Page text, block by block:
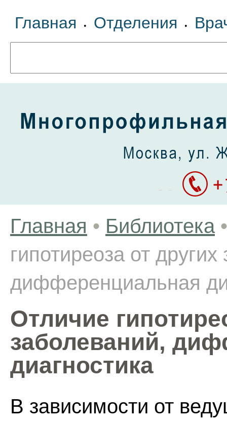
Главная • Отделения •
Главная • Библиотека •
гипотиреоза от
дифференциальная
Отличие
заболеваний,
диагностика
В зависимости от